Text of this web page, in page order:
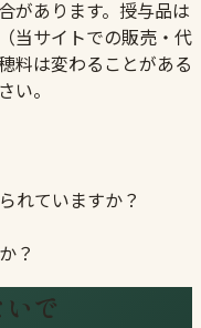
があります。授与品は
当サイトでの販売・代
料は変わることがある
い。
れていますか？
？
で